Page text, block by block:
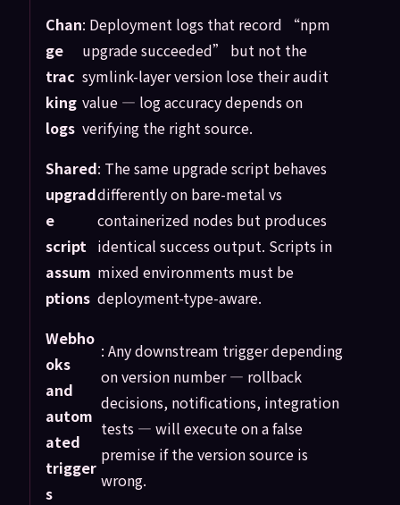
Chan
ge
trac
king
logs
: Deployment logs that record “npm
upgrade succeeded” but not the
symlink-layer version lose their audit
value — log accuracy depends on
verifying the right source.
Shared
upgrad
e
script
assum
ptions
: The same upgrade script behaves
differently on bare-metal vs
containerized nodes but produces
identical success output. Scripts in
mixed environments must be
deployment-type-aware.
Webho
oks
and
autom
ated
trigger
s
: Any downstream trigger depending
on version number — rollback
decisions, notifications, integration
tests — will execute on a false
premise if the version source is
wrong.